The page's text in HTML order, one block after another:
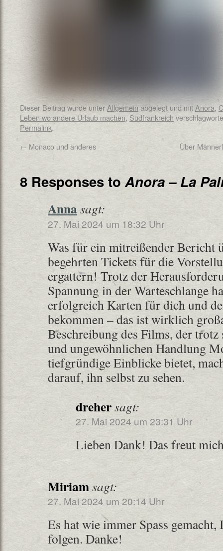
Dieser Beitrag wurde unterAllgemein abgelegt und mitAnora,
Leben wo andere Urlaub machen, Südfrankreich
Permalink.
← Monaco und anderes Über
8 Responses toAnora – La
Annasagt:
27. Mai 2024 um 18:32 Uhr
Was für ein mitreißender Bericht
begehrten Tickets für die
ergattern! Trotz der
Spannung in der Warteschlange
erfolgreich Karten für dich und
bekommen – das ist wirklich
Beschreibung des Films, der
und ungewöhnlichen Handlung
tiefgründige Einblicke bietet,
darauf, ihn selbst zu sehen.
drehersagt:
27. Mai 2024 um 23:31 Uhr
Lieben Dank! Das freut
Miriamsagt:
27. Mai 2024 um 20:14 Uhr
Es hat wie immer Spass
folgen. Danke!